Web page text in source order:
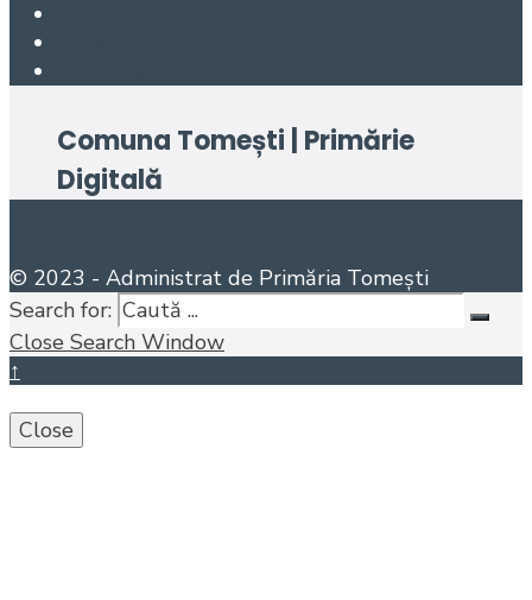
Comuna Tomești | Primărie
Digitală
© 2023 - Administrat de Primăria Tomești
Search for:
Close Search Window
↑
Close